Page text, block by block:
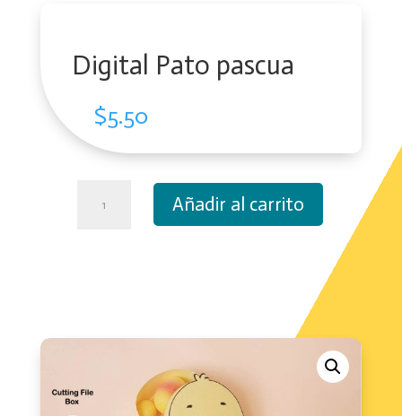
Digital Pato pascua
$5.50
Añadir al carrito